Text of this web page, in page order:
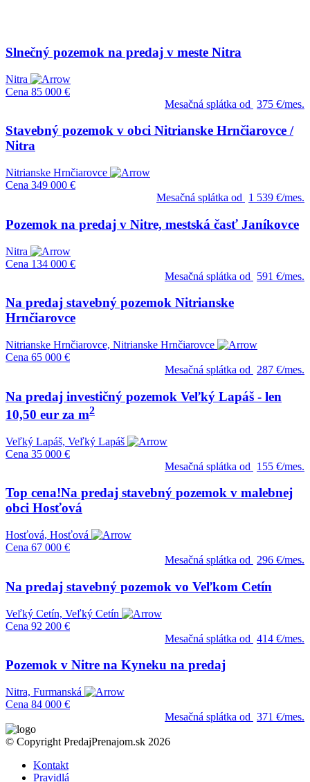
Slnečný pozemok na predaj v meste Nitra
Nitra
Cena 85 000 €
Mesačná splátka od 375 €/mes.
Stavebný pozemok v obci Nitrianske Hrnčiarovce /
Nitra
Nitrianske Hrnčiarovce
Cena 349 000 €
Mesačná splátka od
1 539 €/mes.
Pozemok na predaj v Nitre, mestská časť Janíkovce
Nitra
Cena 134 000 €
Mesačná splátka od
591 €/mes.
Na predaj stavebný pozemok Nitrianske
Hrnčiarovce
Nitrianske Hrnčiarovce, Nitrianske Hrnčiarovce
Cena 65 000 €
Mesačná splátka od
287 €/mes.
Na predaj investičný pozemok Veľký Lapáš - len
10,50 eur za m2
Veľký Lapáš, Veľký Lapáš
Cena 35 000 €
Mesačná splátka od
155 €/mes.
Top cena!Na predaj stavebný pozemok v malebnej
obci Hosťová
Hosťová, Hosťová
Cena 67 000 €
Mesačná splátka od
296 €/mes.
Na predaj stavebný pozemok vo Veľkom Cetín
Veľký Cetín, Veľký Cetín
Cena 92 200 €
Mesačná splátka od 414 €/mes.
Pozemok v Nitre na Kyneku na predaj
Nitra, Furmanská
Cena 84 000 €
Mesačná splátka od 371 €/mes.
© Copyright PredajPrenajom.sk 2026
Kontakt
Pravidlá